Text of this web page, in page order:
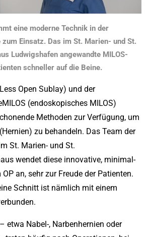
eine moderne Technik in der
Einsatz. Das im St. Marien- und St.
Ludwigshafen angewandte MILOS-
schneller auf die Beine.
Open Sublay) und der
(endoskopisches MILOS)
Methoden zur Verfügung, um
zu behandeln. Das Team der
St. Marien- und St.
wendet diese innovative, minimal-
an, sehr zur Freude der Patienten.
Schnitt ist nämlich mit einem
etwa Nabel-, Narbenhernien oder